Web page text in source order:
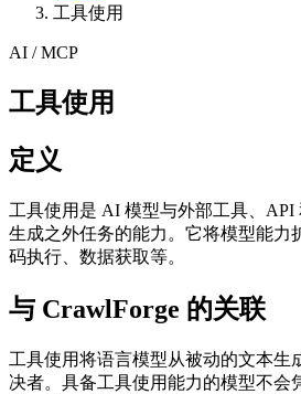
工具使用
AI / MCP
工具使用
定义
工具使用是 AI 模型与外部工具、
生成之外任务的能力。它将模型能力
码执行、数据获取等。
与 CrawlForge 的关联
工具使用将语言模型从被动的文本生
决者。具备工具使用能力的模型不会